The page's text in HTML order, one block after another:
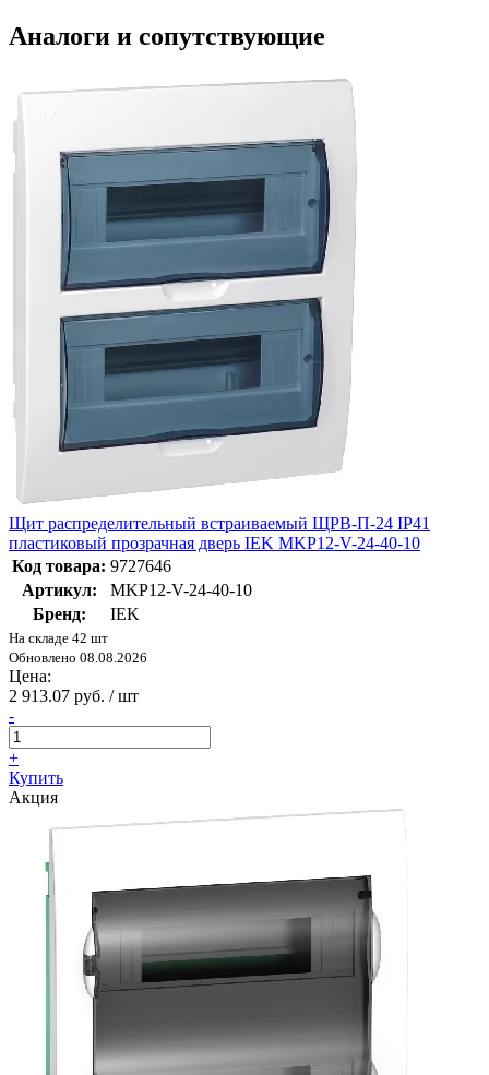
Аналоги и сопутствующие
Щит распределительный встраиваемый ЩРВ-П-24 IP41
пластиковый прозрачная дверь IEK MKP12-V-24-40-10
Код товара: 9727646
Артикул:
MKP12-V-24-40-10
Бренд:
IEK
На складе 42 шт
Обновлено 08.08.2026
Цена:
2 913.07 руб. / шт
-
+
Купить
Акция